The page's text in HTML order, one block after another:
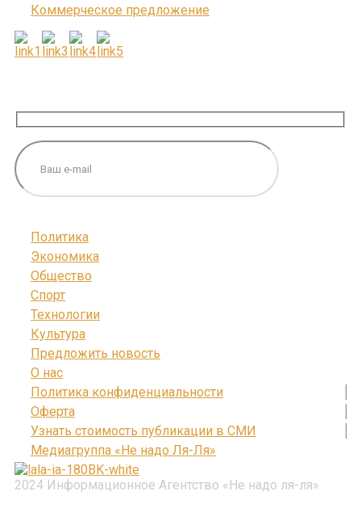
Коммерческое предложение
Политика
Экономика
Общество
Спорт
Технологии
Культура
Предложить новость
О нас
2024 Информационное Агентство «Не надо ля-ля»
Политика конфиденциальности
Оферта
Узнать стоимость публикации в СМИ
Медиагруппа «Не надо Ля-Ля»